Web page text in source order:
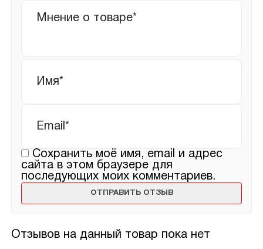
Отзывов на данный товар пока нет
отзыв
Сохранить моё имя, email и адрес
сайта в этом браузере для
последующих моих комментариев.